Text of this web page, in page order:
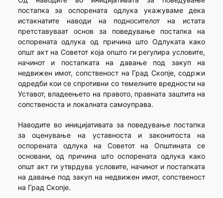
постапка за оспорената одлука укажуваме дека
истакнатите наводи на подносителот на истата
претставуваат основ за поведување постапка на
оспорената одлука од причина што Одлуката како
општ акт на Советот која општо ги регулира условите,
начинот и постапката на давање под закуп на
недвижен имот, сопственост на Град Скопје, содржи
одредби кои се спротивни со темелните вредности на
Уставот, владеењето на правото, правната заштита на
сопственоста и локалната самоуправа.
Наводите во иницијативата за поведување постапка
за оценување на уставноста и законитоста на
оспорената одлука на Советот на Општината се
основани, од причина што оспорената одлука како
општ акт ги утврдува условите, начинот и постапката
на давање под закуп на недвижен имот, сопственост
на Град Скопје.